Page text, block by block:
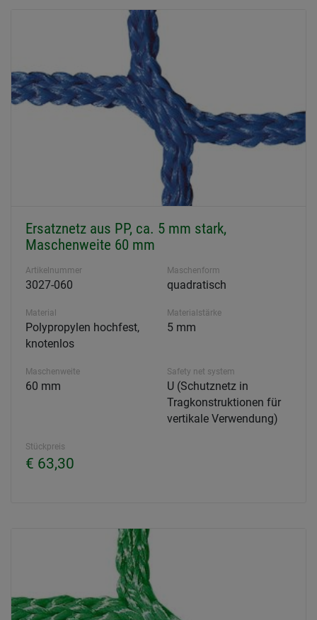
Ersatznetz aus PP, ca. 5 mm stark,
Maschenweite 60 mm
Artikelnummer
3027-060
Maschenform
quadratisch
Material
Polypropylen hochfest,
knotenlos
Materialstärke
5 mm
Maschenweite
60 mm
Safety net system
U (Schutznetz in
Tragkonstruktionen für
vertikale Verwendung)
Stückpreis
€ 63,30